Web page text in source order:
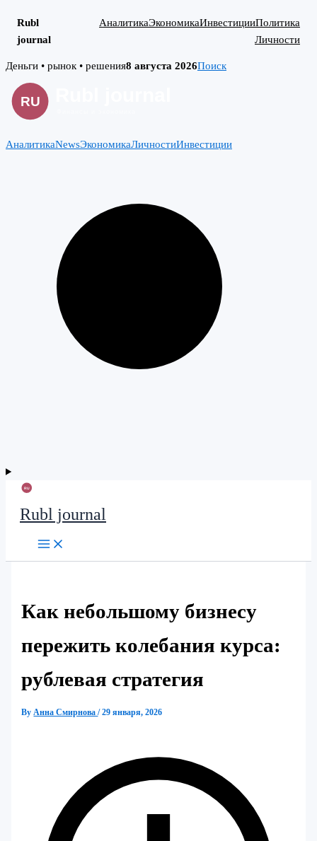
Rubl
journal
АналитикаЭкономикаИнвестицииПолитика
Личности
Skip
content
Деньги • рынок • решения8 августа 2026Поиск
АналитикаNewsЭкономикаЛичностиИнвестиции
Rubl journal
Как небольшому бизнесу
пережить колебания курса:
рублевая стратегия
ByАнна Смирнова/29 января, 2026